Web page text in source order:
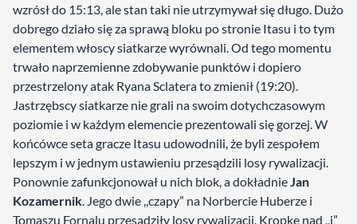
wzrósł do 15:13, ale stan taki nie utrzymywał się długo. Dużo
dobrego działo się za sprawą bloku po stronie Itasu i to tym
elementem włoscy siatkarze wyrównali. Od tego momentu
trwało naprzemienne zdobywanie punktów i dopiero
przestrzelony atak Ryana Sclatera to zmienił (19:20).
Jastrzębscy siatkarze nie grali na swoim dotychczasowym
poziomie i w każdym elemencie prezentowali się gorzej. W
końcówce seta gracze Itasu udowodnili, że byli zespołem
lepszym i w jednym ustawieniu przesądzili losy rywalizacji.
Ponownie zafunkcjonował u nich blok, a dokładnieJan
Kozamernik. Jego dwie ,,czapy” na Norbercie Huberze i
Tomaszu Fornalu przesądziły losy rywalizacji. Kropkę nad ,,i”